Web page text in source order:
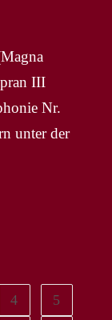
III
Nr.
unter der
4
5